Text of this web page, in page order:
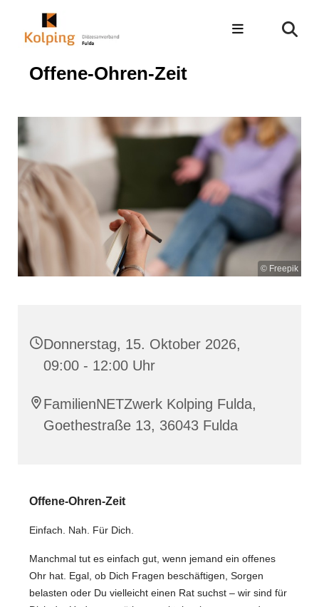
Offene-Ohren-Zeit
© Freepik
Donnerstag, 15. Oktober 2026,
09:00 - 12:00 Uhr
FamilienNETZwerk Kolping Fulda,
Goethestraße 13, 36043 Fulda
️Offene-Ohren-Zeit
Einfach. Nah. Für Dich.
Manchmal tut es einfach gut, wenn jemand ein offenes
Ohr hat. Egal, ob Dich Fragen beschäftigen, Sorgen
belasten oder Du vielleicht einen Rat suchst – wir sind für